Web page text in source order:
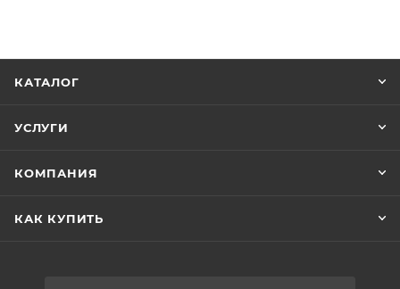
КАТАЛОГ
УСЛУГИ
КОМПАНИЯ
КАК КУПИТЬ